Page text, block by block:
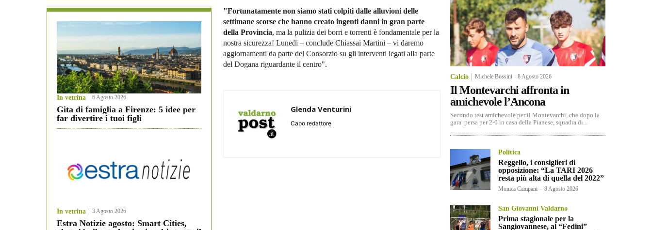
In vetrina 6 Agosto 2026
Gita di famiglia a Firenze: 5 idee per
far divertire i tuoi figli
In vetrina 3 Agosto 2026
Estra Notizie agosto: Smart Cities,
"Fortunatamente non siamo stati colpiti dalle alluvioni delle
settimane scorse che hanno creato ingenti danni in gran parte
della Provincia, ma la pulizia dei borri e torrenti è fondamentale per la
nostra sicurezza! Lunedì – conclude Chiassai Martini – vi daremo
aggiornamenti da parte del Consorzio su gli interventi legati alla parte
del Dogana riguardante il centro".
Glenda Venturini
Capo redattore
Calcio Michele Bossini -8 Agosto 2026
Il Montevarchi affronta in
amichevole l’Ancona
Secondo test amichevole per il Montevarchi, che dopo la
gara persa per 2-0 in casa della Pianese, squadra di...
Politica
Reggello, i consiglieri di
opposizione: “La TARI 2026
resta più alta di quella del 2022”
Monica Campani - 8 Agosto 2026
San Giovanni Valdarno
Prima stagionale per la
Sangiovannese, al “Fedini”